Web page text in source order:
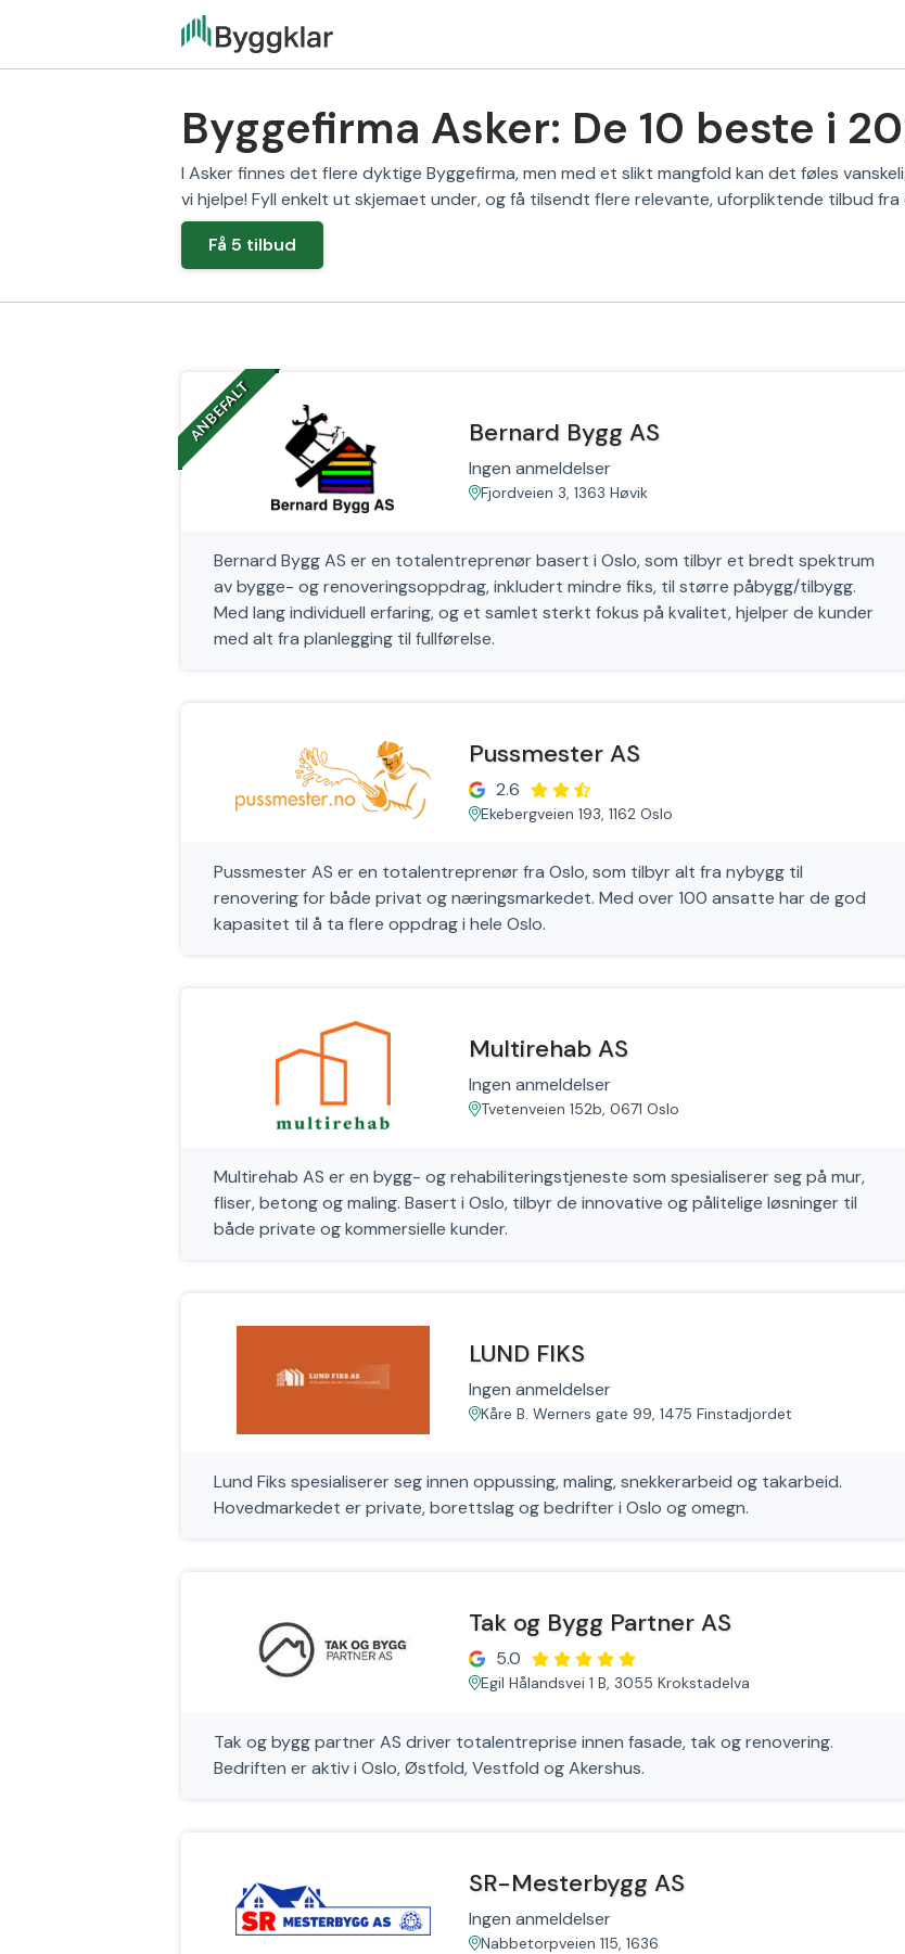
Byggefirma Asker: De 10 beste i
I Asker finnes det flere dyktige Byggefirma, men med et slikt mangfold kan det føles
vi hjelpe! Fyll enkelt ut skjemaet under, og få tilsendt flere relevante, uforpliktende tilbud fra
Få 5 tilbud
ANBEFALT
‎ ‎ ‎
Bernard Bygg AS
Ingen anmeldelser
Fjordveien 3, 1363 Høvik
Bernard Bygg AS er en totalentreprenør basert i Oslo, som tilbyr et bredt spektrum
av bygge- og renoveringsoppdrag, inkludert mindre fiks, til større påbygg/tilbygg.
Med lang individuell erfaring, og et samlet sterkt fokus på kvalitet, hjelper de kunder
med alt fra planlegging til fullførelse.
Pussmester AS
2.6
Ekebergveien 193, 1162 Oslo
Pussmester AS er en totalentreprenør fra Oslo, som tilbyr alt fra nybygg til
renovering for både privat og næringsmarkedet. Med over 100 ansatte har de god
kapasitet til å ta flere oppdrag i hele Oslo.
Multirehab AS
Ingen anmeldelser
Tvetenveien 152b, 0671 Oslo
Multirehab AS er en bygg- og rehabiliteringstjeneste som spesialiserer seg på mur,
fliser, betong og maling. Basert i Oslo, tilbyr de innovative og pålitelige løsninger til
både private og kommersielle kunder.
LUND FIKS
Ingen anmeldelser
Kåre B. Werners gate 99, 1475 Finstadjordet
Lund Fiks spesialiserer seg innen oppussing, maling, snekkerarbeid og takarbeid.
Hovedmarkedet er private, borettslag og bedrifter i Oslo og omegn.
Tak og Bygg Partner AS
5.0
Egil Hålandsvei 1 B, 3055 Krokstadelva
Tak og bygg partner AS driver totalentreprise innen fasade, tak og renovering.
Bedriften er aktiv i Oslo, Østfold, Vestfold og Akershus.
SR-Mesterbygg AS
Ingen anmeldelser
Nabbetorpveien 115, 1636